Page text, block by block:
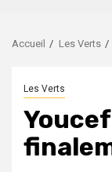
Accueil Les Verts
Les Verts